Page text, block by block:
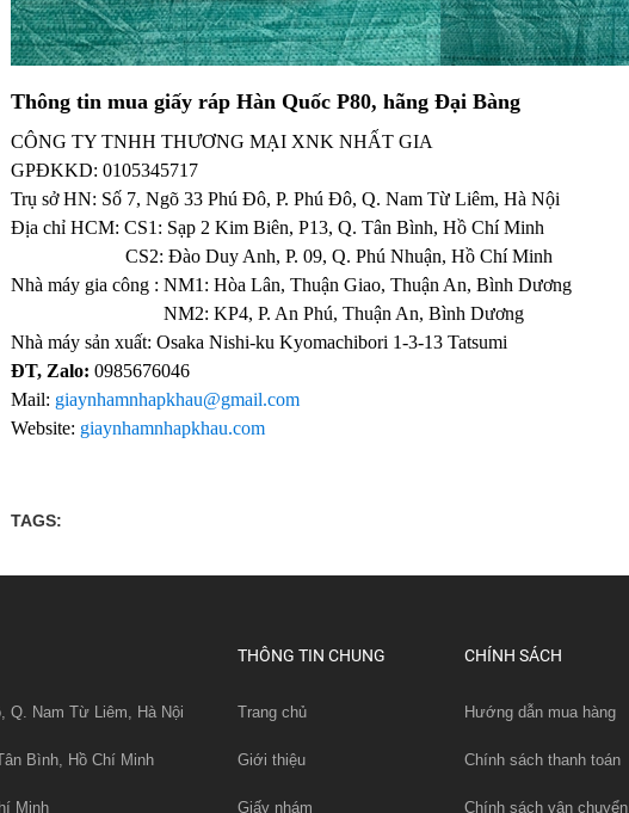
Thông tin mua giấy ráp Hàn Quốc P80, hãng Đại Bàng
CÔNG TY TNHH THƯƠNG MẠI XNK NHẤT GIA
GPĐKKD: 0105345717
Trụ sở HN: Số 7, Ngõ 33 Phú Đô, P. Phú Đô, Q. Nam Từ Liêm, Hà Nội
Địa chỉ HCM: CS1: Sạp 2 Kim Biên, P13, Q. Tân Bình, Hồ Chí Minh
CS2: Đào Duy Anh, P. 09, Q. Phú Nhuận, Hồ Chí Minh
Nhà máy gia công : NM1: Hòa Lân, Thuận Giao, Thuận An, Bình Dương
NM2: KP4, P. An Phú, Thuận An, Bình Dương
Nhà máy sản xuất: Osaka Nishi-ku Kyomachibori 1-3-13 Tatsumi
ĐT, Zalo: 0985676046
Mail: giaynhamnhapkhau@gmail.com
Website: giaynhamnhapkhau.com
TAGS:
Q. Nam Từ Liêm, Hà Nội
Bình, Hồ Chí Minh
Minh
THÔNG TIN CHUNG
Trang chủ
Giới thiệu
Giấy nhám
CHÍNH SÁCH
Hướng dẫn mua hàng
Chính sách thanh toán
Chính sách vận chuyển